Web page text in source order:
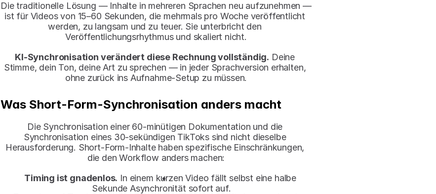
Die traditionelle Lösung — Inhalte in mehreren Sprachen neu aufzunehmen —
ist für Videos von 15–60 Sekunden, die mehrmals pro Woche veröffentlicht
werden, zu langsam und zu teuer. Sie unterbricht den
Veröffentlichungsrhythmus und skaliert nicht.
KI-Synchronisation verändert diese Rechnung vollständig. Deine
Stimme, dein Ton, deine Art zu sprechen — in jeder Sprachversion erhalten,
ohne zurück ins Aufnahme-Setup zu müssen.
Was Short-Form-Synchronisation anders macht
Die Synchronisation einer 60-minütigen Dokumentation und die
Synchronisation eines 30-sekündigen TikToks sind nicht dieselbe
Herausforderung. Short-Form-Inhalte haben spezifische Einschränkungen,
die den Workflow anders machen:
Timing ist gnadenlos. In einem kurzen Video fällt selbst eine halbe
Sekunde Asynchronität sofort auf.